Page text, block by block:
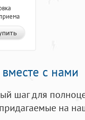
с нами
шаг для
на